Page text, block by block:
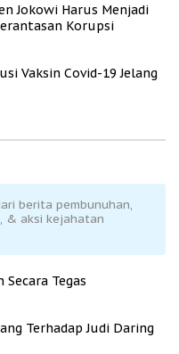
Jokowi Harus Menjadi
Korupsi
Vaksin Covid-19 Jelang
berita pembunuhan,
& aksi kejahatan
Tegas
Terhadap Judi Daring